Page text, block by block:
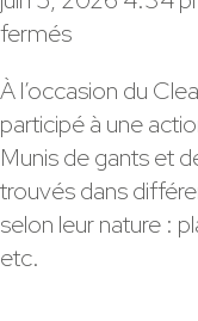
ferméssur
Up
Day
au
LIB
Bon
À l’occasion du
participé à une
Munis de gants et
trouvés dans
selon leur nature :
etc.